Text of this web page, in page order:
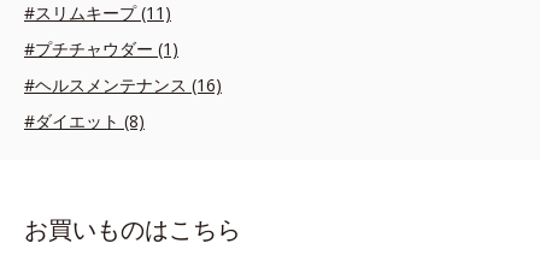
#スリムキープ (11)
#プチチャウダー (1)
#ヘルスメンテナンス (16)
#ダイエット (8)
お買いものはこちら